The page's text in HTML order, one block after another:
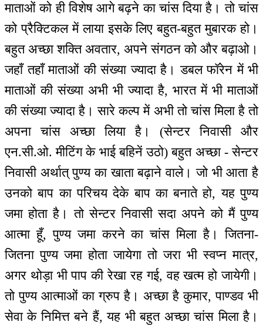
माताओं को ही विशेष आगे बढ़ने का चांस दिया है। तो चांस
को प्रैक्टिकल में लाया इसके लिए बहुत-बहुत मुबारक हो।
बहुत अच्छा शक्ति अवतार, अपने संगठन को और बढ़ाओ।
जहाँ तहाँ माताओं की संख्या ज्यादा है। डबल फॉरेन में भी
माताओं की संख्या अभी भी ज्यादा है, भारत में भी माताओं
की संख्या ज्यादा है। सारे कल्प में अभी तो चांस मिला है तो
अपना चांस अच्छा लिया है। (सेन्टर निवासी और
एन.सी.ओ. मीटिंग के भाई बहिनें उठो) बहुत अच्छा - सेन्टर
निवासी अर्थात् पुण्य का खाता बढ़ाने वाले। जो भी आता है
उनको बाप का परिचय देके बाप का बनाते हो, यह पुण्य
जमा होता है। तो सेन्टर निवासी सदा अपने को मैं पुण्य
आत्मा हूँ, पुण्य जमा करने का चांस मिला है। जितना-
जितना पुण्य जमा होता जायेगा तो जरा भी स्वप्न मात्र,
अगर थोड़ा भी पाप की रेखा रह गई, वह खत्म हो जायेगी।
तो पुण्य आत्माओं का ग्रुप है। अच्छा है कुमार, पाण्डव भी
सेवा के निमित्त बने हैं, यह भी बहुत अच्छा चांस मिला है।